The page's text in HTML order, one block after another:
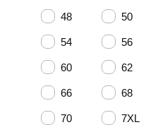
48 50
54 56
60 62
66 68
70 7XL